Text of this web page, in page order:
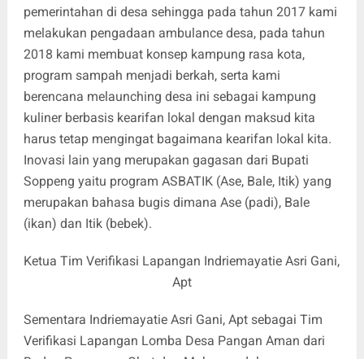
pemerintahan di desa sehingga pada tahun 2017 kami
melakukan pengadaan ambulance desa, pada tahun
2018 kami membuat konsep kampung rasa kota,
program sampah menjadi berkah, serta kami
berencana melaunching desa ini sebagai kampung
kuliner berbasis kearifan lokal dengan maksud kita
harus tetap mengingat bagaimana kearifan lokal kita.
Inovasi lain yang merupakan gagasan dari Bupati
Soppeng yaitu program ASBATIK (Ase, Bale, Itik) yang
merupakan bahasa bugis dimana Ase (padi), Bale
(ikan) dan Itik (bebek).
KetuaTim Verifikasi Lapangan Indriemayatie Asri Gani,
Apt
Sementara Indriemayatie Asri Gani, Apt sebagai Tim
Verifikasi Lapangan Lomba Desa Pangan Aman dari